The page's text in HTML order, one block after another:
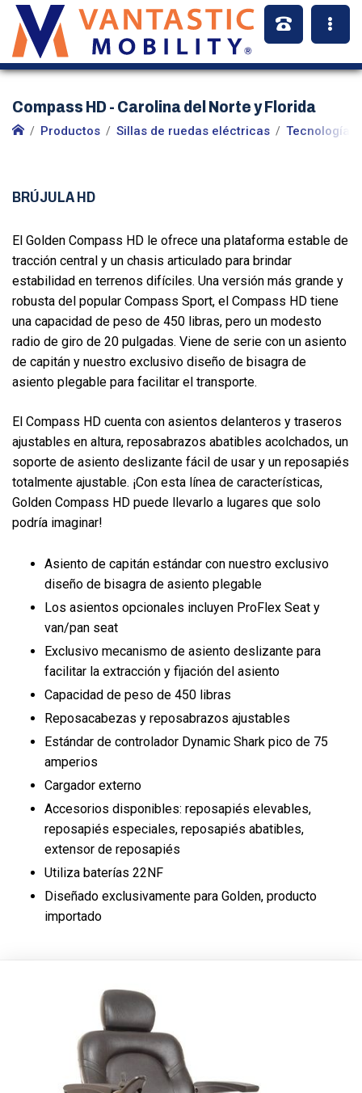
Compass HD - Carolina del Norte y Florida
Productos Sillas de ruedas eléctricas Tecnologías
BRÚJULA HD
El Golden Compass HD le ofrece una plataforma estable de
tracción central y un chasis articulado para brindar
estabilidad en terrenos difíciles. Una versión más grande y
robusta del popular Compass Sport, el Compass HD tiene
una capacidad de peso de 450 libras, pero un modesto
radio de giro de 20 pulgadas. Viene de serie con un asiento
de capitán y nuestro exclusivo diseño de bisagra de
asiento plegable para facilitar el transporte.
El Compass HD cuenta con asientos delanteros y traseros
ajustables en altura, reposabrazos abatibles acolchados, un
soporte de asiento deslizante fácil de usar y un reposapiés
totalmente ajustable. ¡Con esta línea de características,
Golden Compass HD puede llevarlo a lugares que solo
podría imaginar!
Asiento de capitán estándar con nuestro exclusivo
diseño de bisagra de asiento plegable
Los asientos opcionales incluyen ProFlex Seat y
van/pan seat
Exclusivo mecanismo de asiento deslizante para
facilitar la extracción y fijación del asiento
Capacidad de peso de 450 libras
Reposacabezas y reposabrazos ajustables
Estándar de controlador Dynamic Shark pico de 75
amperios
Cargador externo
Accesorios disponibles: reposapiés elevables,
reposapiés especiales, reposapiés abatibles,
extensor de reposapiés
Utiliza baterías 22NF
Diseñado exclusivamente para Golden, producto
importado